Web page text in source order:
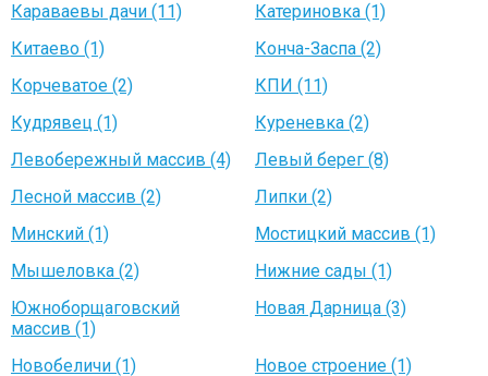
Караваевы дачи (11)
Катериновка (1)
Китаево (1)
Конча-Заспа (2)
Корчеватое (2)
КПИ (11)
Кудрявец (1)
Куреневка (2)
Левобережный массив (4)
Левый берег (8)
Лесной массив (2)
Липки (2)
Минский (1)
Мостицкий массив (1)
Мышеловка (2)
Нижние сады (1)
Южноборщаговский
массив (1)
Новая Дарница (3)
Новобеличи (1) Новое строение (1)